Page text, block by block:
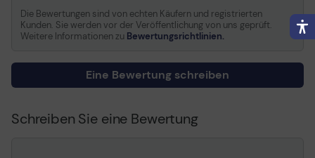
Fassungsvermögen
100 Heftklammern
Heftklammern 26/6
Die Bewertungen sind von echten Käufern und registrierten
Kunden. Sie werden vor der Veröffentlichung von uns geprüft.
Weitere Informationen zu Bewertungsrichtlinien.
Eine Bewertung schreiben
Schreiben Sie eine Bewertung